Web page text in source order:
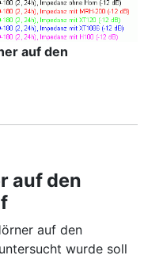
auf den
auf den
auf den
wurde soll